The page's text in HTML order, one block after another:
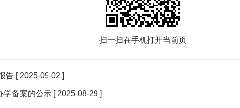
扫一扫在手机打开当前页
告 [ 2025-09-02 ]
学备案的公示 [ 2025-08-29 ]